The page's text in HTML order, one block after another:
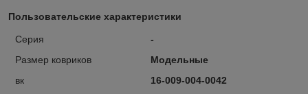
Пользовательские характеристики
Серия
-
Размер ковриков
Модельные
вк
16-009-004-0042